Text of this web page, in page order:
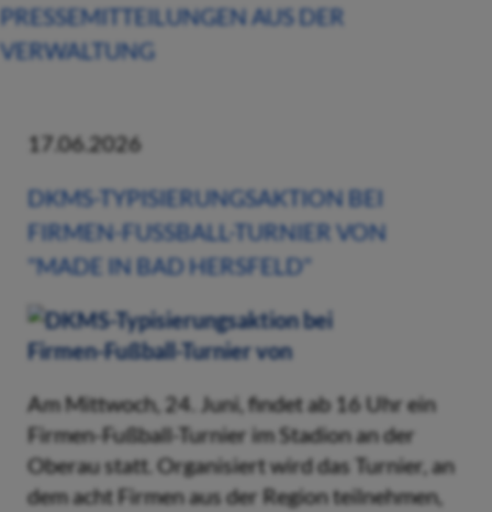
PRESSEMITTEILUNGEN AUS DER
VERWALTUNG
17.06.2026
DKMS-TYPISIERUNGSAKTION BEI
FIRMEN-FUSSBALL-TURNIER VON "
MADE IN BAD HERSFELD"
Am Mittwoch, 24. Juni, findet ab 16 Uhr ein
Firmen-Fußball-Turnier im Stadion an der
Oberau statt. Organisiert wird das Turnier, an
dem acht Firmen aus der Region teilnehmen,